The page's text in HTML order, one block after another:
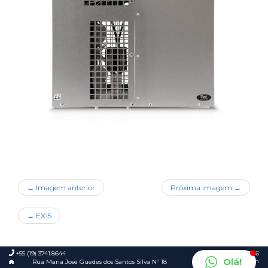
← Imagem anterior Próxima imagem →
← EX15
+55 (19) 3741.8644
Rua Maria José Guedes dos Santos Silva Nº 18
© 2026
Foca.in
Olá!